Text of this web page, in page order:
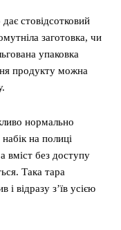
стовідсотковий
заготовка, чи
упаковка
продукту можна
нормально
на полиці
вміст без доступу
Така тара
відразу з’їв усією